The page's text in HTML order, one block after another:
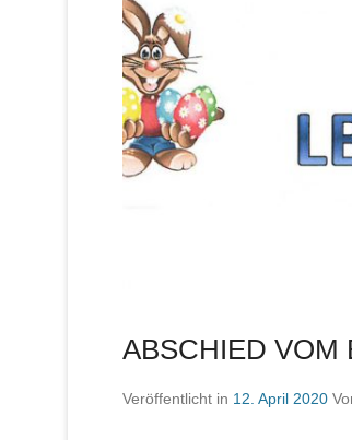
ABSCHIED VOM
Veröffentlicht in 12. April 2020